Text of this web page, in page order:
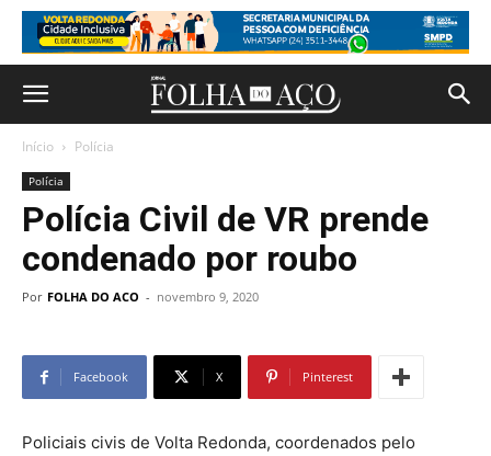
Início Polícia
Polícia
Polícia Civil de VR prende
condenado por roubo
Por FOLHA DO ACO - novembro 9, 2020
Facebook X Pinterest
Policiais civis de Volta Redonda, coordenados pelo